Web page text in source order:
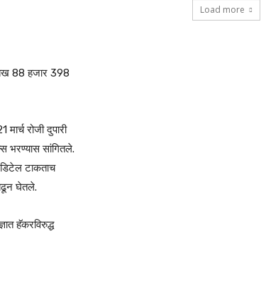
88 हजार 398
रोजी दुपारी
भरण्यास सांगितले.
टाकताच
घेतले.
हॅकरविरुद्ध
Load more